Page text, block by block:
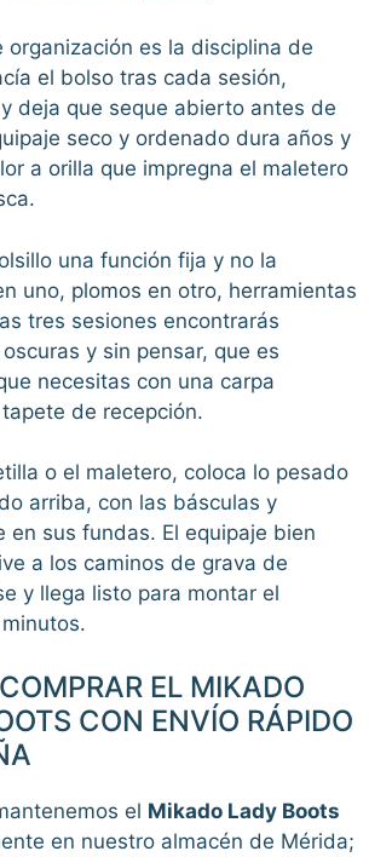
organización es la disciplina de
el bolso tras cada sesión,
deja que seque abierto antes de
seco y ordenado dura años y
a orilla que impregna el maletero
una función fija y no la
uno, plomos en otro, herramientas
tres sesiones encontrarás
y sin pensar, que es
necesitas con una carpa
de recepción.
o el maletero, coloca lo pesado
arriba, con las básculas y
en sus fundas. El equipaje bien
a los caminos de grava de
y llega listo para montar el
EL MIKADO
CON ENVÍO RÁPIDO
el Mikado Lady Boots
en nuestro almacén de Mérida;